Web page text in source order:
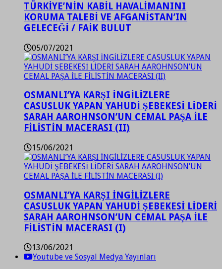
TÜRKİYE’NİN KABİL HAVALİMANINI
KORUMA TALEBİ VE AFGANİSTAN’IN
GELECEĞİ / FAİK BULUT
05/07/2021
OSMANLI’YA KARŞI İNGİLİZLERE
CASUSLUK YAPAN YAHUDİ ŞEBEKESİ LİDERİ
SARAH AAROHNSON’UN CEMAL PAŞA İLE
FİLİSTİN MACERASI (II)
15/06/2021
OSMANLI’YA KARŞI İNGİLİZLERE
CASUSLUK YAPAN YAHUDİ ŞEBEKESİ LİDERİ
SARAH AAROHNSON’UN CEMAL PAŞA İLE
FİLİSTİN MACERASI (I)
13/06/2021
Youtube ve Sosyal Medya Yayınları